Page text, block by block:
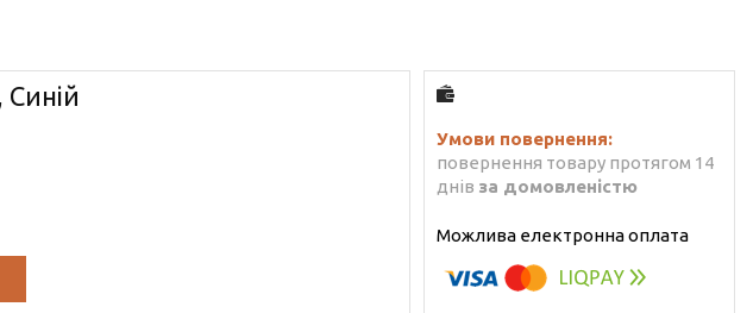
Синій
повернення товару протягом 14
днів за домовленістю